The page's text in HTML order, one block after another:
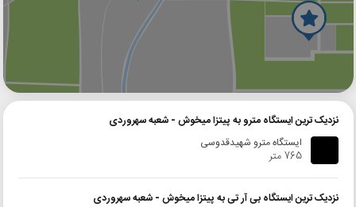
گوگل
نزدیک ترین ایستگاه مترو به پیتزا میخوش - شعبه سهروردی
ایستگاه مترو شهیدقدوسی
765 متر
نزدیک ترین ایستگاه بی آر تی به پیتزا میخوش - شعبه سهروردی